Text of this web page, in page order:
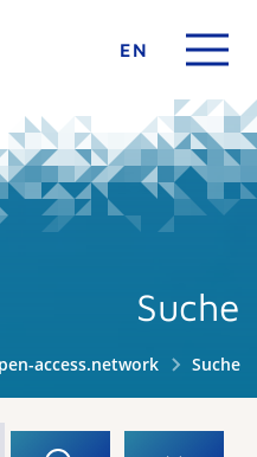
EN
Suche
access.network Suche